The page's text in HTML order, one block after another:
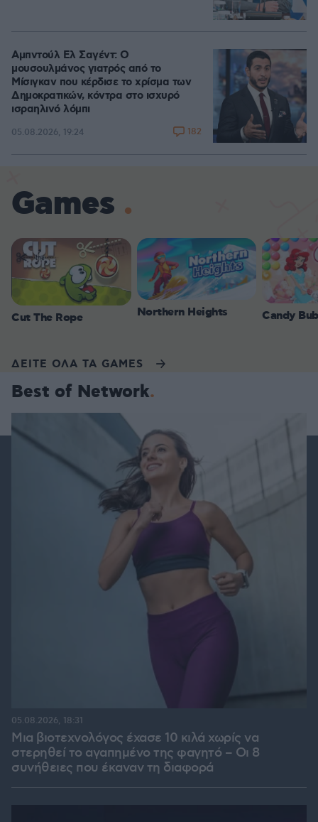
Αμπντούλ Ελ Σαγέντ: Ο
μουσουλμάνος γιατρός από το
Μίσιγκαν που κέρδισε το χρίσμα των
Δημοκρατικών, κόντρα στο ισχυρό
ισραηλινό λόμπι
05.08.2026, 19:24 182
Games
Cut The Rope Northern Heights Candy
ΔΕΙΤΕ ΟΛΑ ΤΑ GAMES
Best of Network
Μια βιοτεχνολόγος έχασε 10 κιλά χωρίς να
στερηθεί το αγαπημένο της φαγητό – Οι 8
συνήθειες που έκαναν τη διαφορά
05.08.2026, 18:31